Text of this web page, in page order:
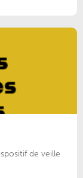
de veille